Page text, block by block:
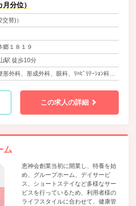
分位）
替)）
郷１８１９
駅 徒歩10分
外科、形成外科、眼科、ﾘﾊﾋﾞﾘﾃｰｼｮﾝ科、ｱ
この求人の詳細
ム
恵神会創業当初に開業し、特養を始
め、グループホーム、デイサービ
ス、ショートステイなど多様なサー
ビスを行っているため、利用者様の
ライフスタイルに合わせて、健康管